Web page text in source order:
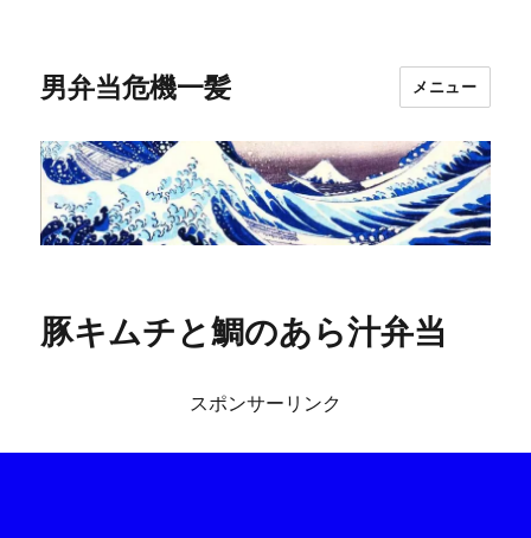
男弁当危機一髪 メニュー
豚キムチと鯛のあら汁弁当
スポンサーリンク